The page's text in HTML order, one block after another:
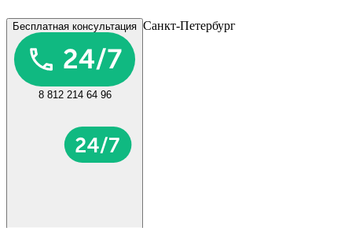
Бесплатная консультация
8 812 214 64 96
Санкт-Петербург